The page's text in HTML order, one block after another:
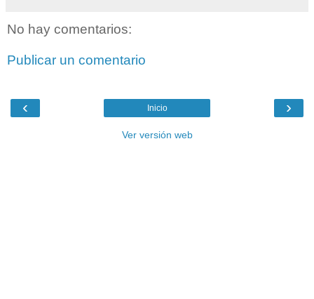
No hay comentarios:
Publicar un comentario
‹ ›
Inicio
Ver versión web